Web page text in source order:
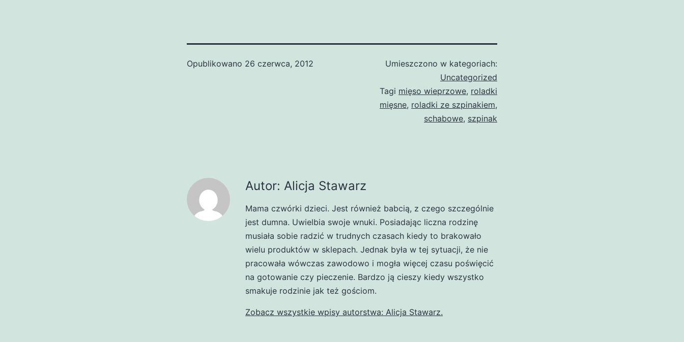
Opublikowano 26 czerwca, 2012
Umieszczono w kategoriach:
Uncategorized
Tagi mięso wieprzowe, roladki
mięsne, roladki ze szpinakiem,
schabowe, szpinak
Autor: Alicja Stawarz
Mama czwórki dzieci. Jest również babcią, z czego szczególnie
jest dumna. Uwielbia swoje wnuki. Posiadając liczna rodzinę
musiała sobie radzić w trudnych czasach kiedy to brakowało
wielu produktów w sklepach. Jednak była w tej sytuacji, że nie
pracowała wówczas zawodowo i mogła więcej czasu poświęcić
na gotowanie czy pieczenie. Bardzo ją cieszy kiedy wszystko
smakuje rodzinie jak też gościom.
Zobacz wszystkie wpisy autorstwa: Alicja Stawarz.